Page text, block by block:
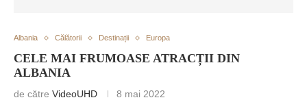
Albania Călătorii Destinații Europa
CELE MAI FRUMOASE ATRACȚII DIN
ALBANIA
de către VideoUHD 8 mai 2022